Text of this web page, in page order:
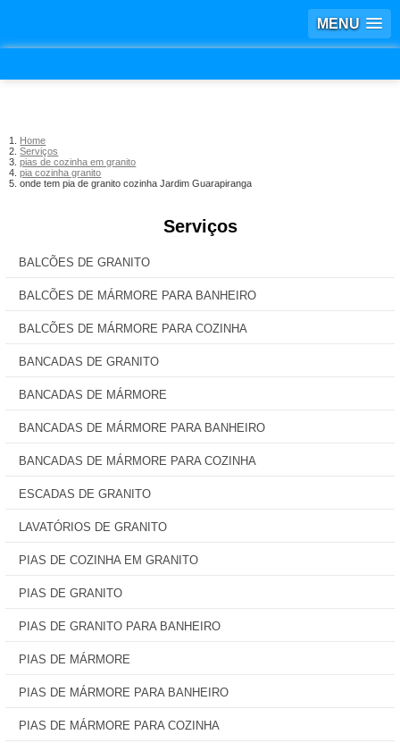
MENU
Home
Serviços
pias de cozinha em granito
pia cozinha granito
onde tem pia de granito cozinha Jardim Guarapiranga
Serviços
BALCÕES DE GRANITO
BALCÕES DE MÁRMORE PARA BANHEIRO
BALCÕES DE MÁRMORE PARA COZINHA
BANCADAS DE GRANITO
BANCADAS DE MÁRMORE
BANCADAS DE MÁRMORE PARA BANHEIRO
BANCADAS DE MÁRMORE PARA COZINHA
ESCADAS DE GRANITO
LAVATÓRIOS DE GRANITO
PIAS DE COZINHA EM GRANITO
PIAS DE GRANITO
PIAS DE GRANITO PARA BANHEIRO
PIAS DE MÁRMORE
PIAS DE MÁRMORE PARA BANHEIRO
PIAS DE MÁRMORE PARA COZINHA